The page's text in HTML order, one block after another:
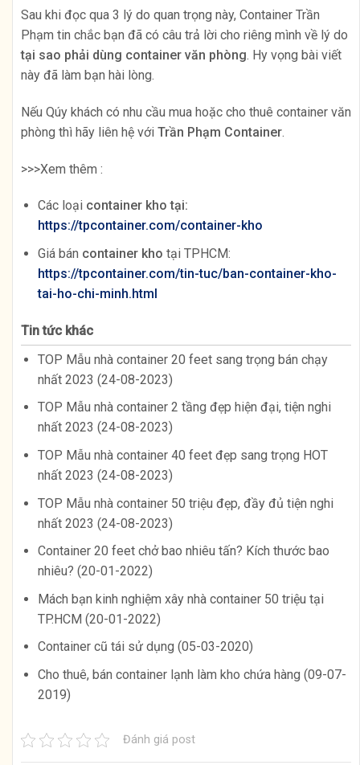
Sau khi đọc qua 3 lý do quan trọng này, Container Trần
Phạm tin chắc bạn đã có câu trả lời cho riêng mình về lý do
tại sao phải dùng container văn phòng. Hy vọng bài viết
này đã làm bạn hài lòng.
Nếu Qúy khách có nhu cầu mua hoặc cho thuê container văn
phòng thì hãy liên hệ với Trần Phạm Container.
>>>Xem thêm :
Các loại container kho tại:
https://tpcontainer.com/container-kho
Giá bán container kho tại TPHCM:
https://tpcontainer.com/tin-tuc/ban-container-kho-
tai-ho-chi-minh.html
Tin tức khác
TOP Mẫu nhà container 20 feet sang trọng bán chạy
nhất 2023 (24-08-2023)
TOP Mẫu nhà container 2 tầng đẹp hiện đại, tiện nghi
nhất 2023 (24-08-2023)
TOP Mẫu nhà container 40 feet đẹp sang trọng HOT
nhất 2023 (24-08-2023)
TOP Mẫu nhà container 50 triệu đẹp, đầy đủ tiện nghi
nhất 2023 (24-08-2023)
Container 20 feet chở bao nhiêu tấn? Kích thước bao
nhiêu? (20-01-2022)
Mách bạn kinh nghiệm xây nhà container 50 triệu tại
TP.HCM (20-01-2022)
Container cũ tái sử dụng (05-03-2020)
Cho thuê, bán container lạnh làm kho chứa hàng (09-07-
2019)
Đánh giá post